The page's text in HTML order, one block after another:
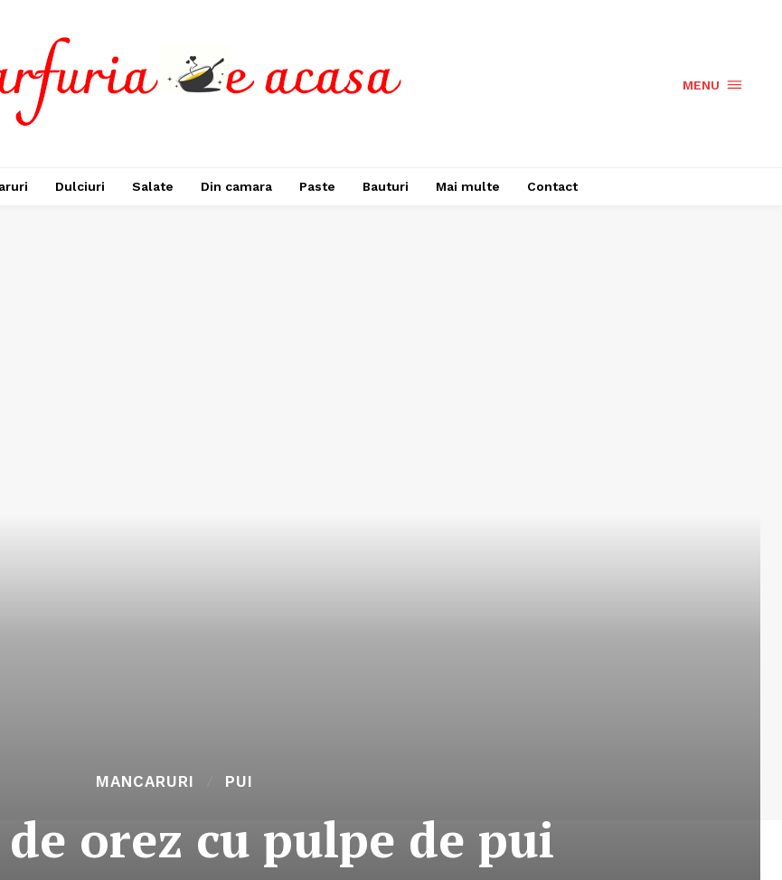
MENU
Dulciuri Salate Din camara Paste Bauturi Mai multe Contact
MANCARURI PUI
orez cu pulpe de pui